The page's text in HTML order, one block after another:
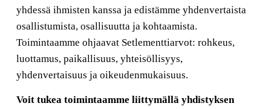
yhdessä ihmisten kanssa ja edistämme yhdenvertaista
osallistumista, osallisuutta ja kohtaamista.
Toimintaamme ohjaavat Setlementtiarvot: rohkeus,
luottamus, paikallisuus, yhteisöllisyys,
yhdenvertaisuus ja oikeudenmukaisuus.
Voit tukea toimintaamme liittymällä yhdistyksen